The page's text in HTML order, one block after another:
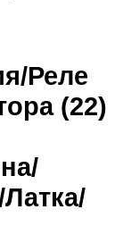
Реле
(22)